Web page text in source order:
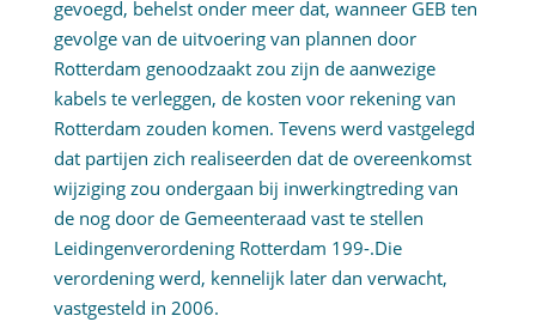
gevoegd, behelst onder meer dat, wanneer GEB ten
gevolge van de uitvoering van plannen door
Rotterdam genoodzaakt zou zijn de aanwezige
kabels te verleggen, de kosten voor rekening van
Rotterdam zouden komen. Tevens werd vastgelegd
dat partijen zich realiseerden dat de overeenkomst
wijziging zou ondergaan bij inwerkingtreding van
de nog door de Gemeenteraad vast te stellen
Leidingenverordening Rotterdam 199-.Die
verordening werd, kennelijk later dan verwacht,
vastgesteld in 2006.